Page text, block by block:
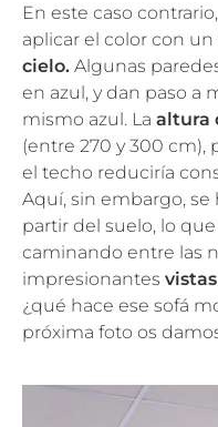
En este caso
aplicar el color con un
cielo. Algunas
en azul, y dan paso a
mismo azul. La altura
(entre 270 y 300 cm),
el techo reduciría
Aquí, sin embargo,
partir del suelo, lo
caminando entre las
impresionantes
¿qué hace ese sofá
próxima foto os